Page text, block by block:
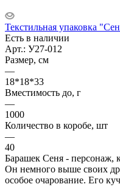
Текстильная упаковка
Есть в наличии
Арт.: У27-012
Размер, см
—
18*18*33
Вместимость до, г
—
1000
Количество в коробе, шт
—
40
Барашек Сеня - персонаж,
Он немного выше своих
особое очарование. Его